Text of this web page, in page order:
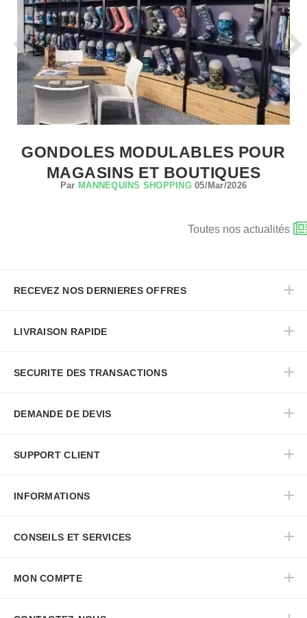
GONDOLES MODULABLES POUR
MAGASINS ET BOUTIQUES
Par MANNEQUINS SHOPPING05/Mar/2026
Toutes nos actualités
RECEVEZ NOS DERNIERES OFFRES
LIVRAISON RAPIDE
SECURITE DES TRANSACTIONS
DEMANDE DE DEVIS
SUPPORT CLIENT
INFORMATIONS
CONSEILS ET SERVICES
MON COMPTE